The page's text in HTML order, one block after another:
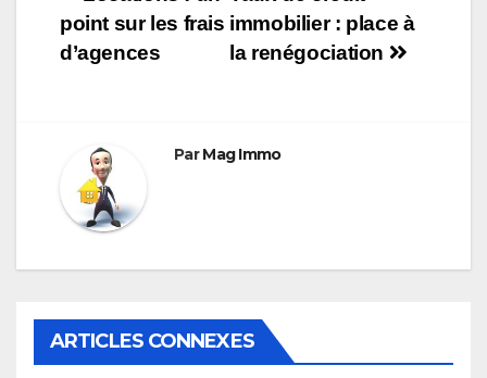
de
immobilier : place à
la renégociation
point sur les frais
d’agences
ParMag Immo
ARTICLES CONNEXES